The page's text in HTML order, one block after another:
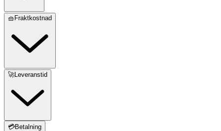
🧺Fraktkostnad
🚀Leveranstid
💳Betalning